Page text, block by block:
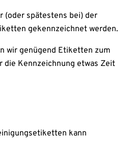
(oder spätestens bei) der
gekennzeichnet werden.
wir genügend Etiketten zum
Kennzeichnung etwas Zeit
kann